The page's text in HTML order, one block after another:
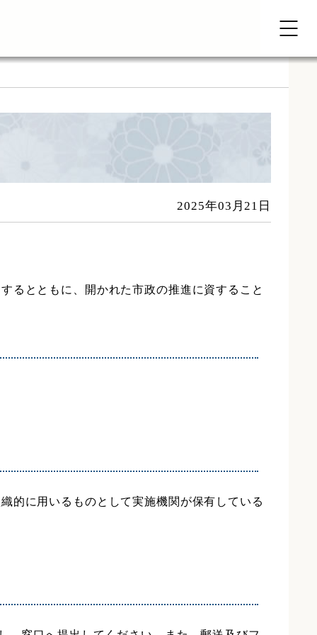
2025年03月21日
るとともに、開かれた市政の推進に資すること
的に用いるものとして実施機関が保有している